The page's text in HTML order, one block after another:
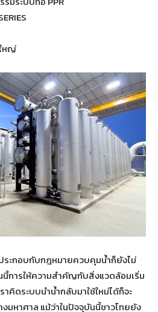
หญ่
ระกอบกับกฎหมายควบคุมน้ำก็ยังไม่
นี้การให้ความสำคัญกับสิ่งแวดล้อมเริ่ม
คิดระบบนำน้ำกลับมาใช้ใหม่ได้ก็จะ
มหาศาล แม้ว่าในปัจจุบันนี้ชาวไทยยัง